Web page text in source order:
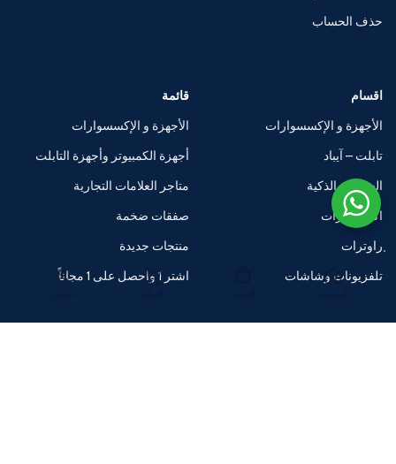
حذف الحساب
اقسام
الأجهزة و الإكسسوارات
تابلت – آيباد
الساعات الذكية
اكسسوارات
راوترات
تلفزيونات وشاشات
قائمة
الأجهزة و الإكسسوارات
أجهزة الكمبيوتر وأجهزة التابلت
متاجر العلامات التجارية
صفقات ضخمة
منتجات جديدة
اشتر 1 واحصل على 1 مجاناً